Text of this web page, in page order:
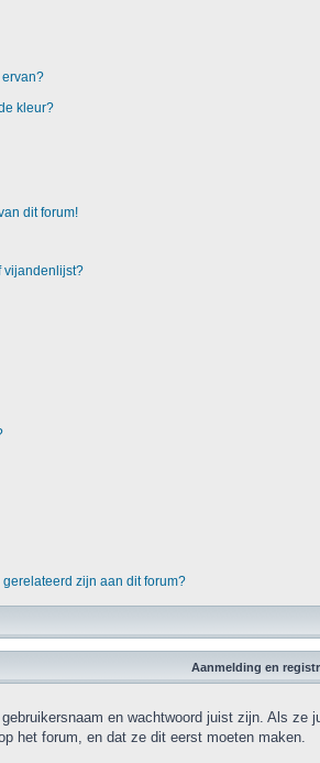
kleur?
dit forum!
vijandenlijst?
zijn aan dit forum?
Aanmelding en
en wachtwoord juist zijn. Als
het forum, en dat ze dit eerst moeten maken.